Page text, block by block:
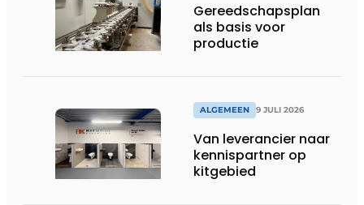
Gereedschapsplan
als basis voor
productie
ALGEMEEN 9 JULI 2026
Van leverancier naar
kennispartner op
kitgebied